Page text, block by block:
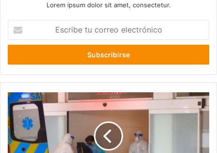
Lorem ipsum dolor sit amet, consectetur.
correo
Seremi
de
salud
confirma
primer
fallecido